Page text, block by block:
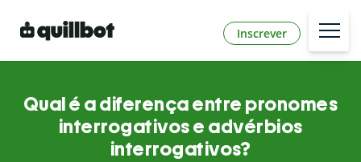
Inscrever
Qual é a diferença entre pronomes
interrogativos e advérbios
interrogativos?